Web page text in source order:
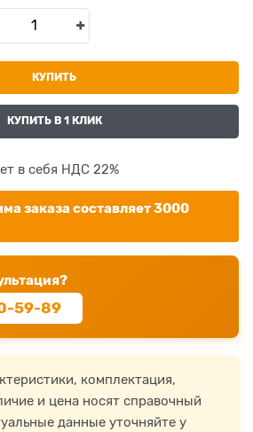
КУПИТЬ
КУПИТЬ В 1 КЛИК
в себя НДС 22%
заказа составляет 3000
59-89
комплектация,
и цена носят справочный
данные уточняйте у